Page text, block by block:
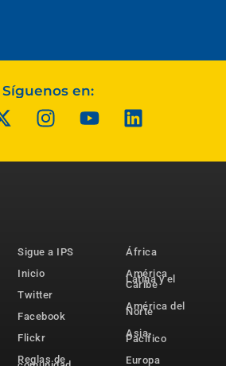
Síguenos en:
Sigue a IPS
Inicio
Twitter
Facebook
Flickr
Reglas de
África
América
Latina y el
Caribe
América del
Norte
Asia-
Pacífico
Europa